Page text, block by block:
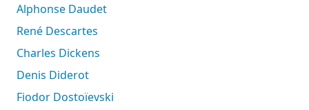
Alphonse Daudet
René Descartes
Charles Dickens
Denis Diderot
Fiodor Dostoïevski